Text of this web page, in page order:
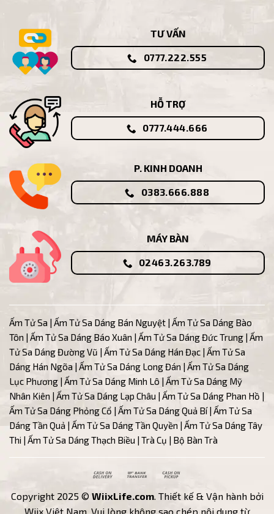
TƯ VẤN
0777.222.555
HỖ TRỢ
0777.444.666
P. KINH DOANH
0383.666.888
MÁY BÀN
02463.263.789
Ấm Tử Sa | Ấm Tử Sa Dáng Bán Nguyệt | Ấm Tử Sa Dáng Bào
Tôn | Ấm Tử Sa Dáng Báo Xuân | Ấm Tử Sa Dáng Đức Trung | Ấm
Tử Sa Dáng Đường Vũ | Ấm Tử Sa Dáng Hán Đạc | Ấm Tử Sa
Dáng Hán Ngõa | Ấm Tử Sa Dáng Long Đán | Ấm Tử Sa Dáng
Lục Phương | Ấm Tử Sa Dáng Minh Lô | Ấm Tử Sa Dáng Mỹ
Nhân Kiên | Ấm Tử Sa Dáng Lạp Châu | Ấm Tử Sa Dáng Phan Hồ |
Ấm Tử Sa Dáng Phỏng Cổ | Ấm Tử Sa Dáng Quả Bí| Ấm Tử Sa
Dáng Tần Quả | Ấm Tử Sa Dáng Tần Quyền | Ấm Tử Sa Dáng Tây
Thi | Ấm Tử Sa Dáng Thạch Biều | Trà Cụ | Bộ Bàn Trà
Cash
Delivery
Bank
Pickup
Copyright 2025 © WiixLife.com. Thiết kế & Vận hành bởi
Wiix Việt Nam. Vui lòng không sao chép nội dung từ